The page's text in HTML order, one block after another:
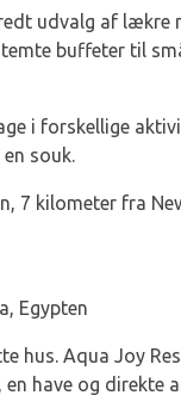
udvalg af
buffeter til
i forskellige
souk.
7 kilometer fra
Egypten
hus. Aqua Joy
have og